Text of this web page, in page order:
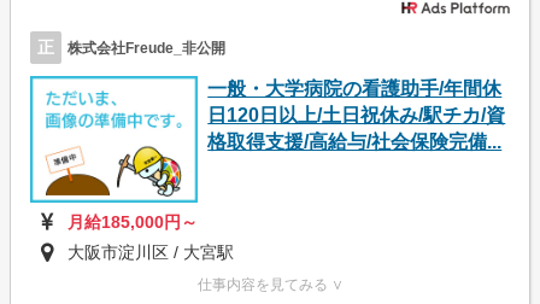
正 株式会社Freude_非公開
一般・大学病院の看護助手/年間休
日120日以上/土日祝休み/駅チカ/資
格取得支援/高給与/社会保険完備...
月給185,000円～
大阪市淀川区 / 大宮駅
仕事内容を見てみる ∨